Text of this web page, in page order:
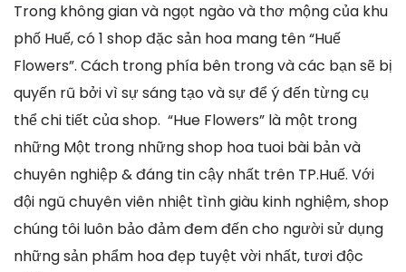
Trong không gian và ngọt ngào và thơ mộng của khu
phố Huế, có 1 shop đặc sản hoa mang tên “Huế
Flowers”. Cách trong phía bên trong và các bạn sẽ bị
quyến rũ bởi vì sự sáng tạo và sự để ý đến từng cụ
thể chi tiết của shop. “Hue Flowers” là một trong
những Một trong những shop hoa tuoi bài bản và
chuyên nghiệp & đáng tin cậy nhất trên TP.Huế. Với
đội ngũ chuyên viên nhiệt tình giàu kinh nghiệm, shop
chúng tôi luôn bảo đảm đem đến cho người sử dụng
những sản phẩm hoa đẹp tuyệt vời nhất, tươi độc